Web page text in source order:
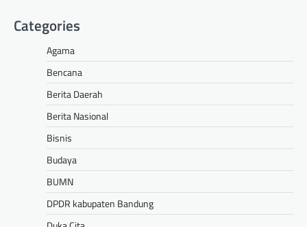
Categories
Agama
Bencana
Berita Daerah
Berita Nasional
Bisnis
Budaya
BUMN
DPDR kabupaten Bandung